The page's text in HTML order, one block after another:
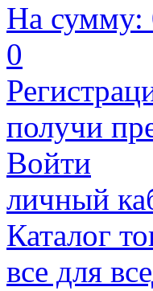
На сумму:
0
получи
Войти
личный
Каталог
все для